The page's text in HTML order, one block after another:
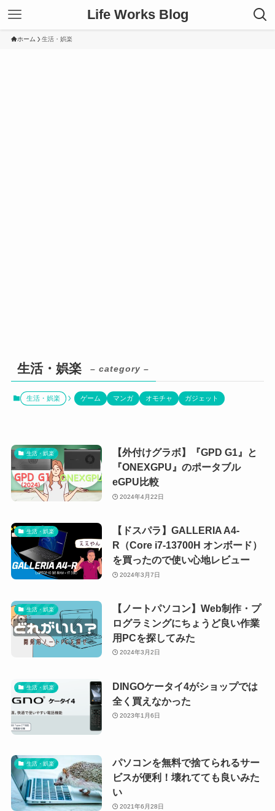
Life Works Blog
ホーム 生活・娯楽
生活・娯楽 – category –
生活・娯楽 ゲーム マンガ オモチャ ガジェット
生活・娯楽
【外付けグラボ】『GPD G1』と
『ONEXGPU』のポータブル
eGPU比較
2024年4月22日
生活・娯楽
【ドスパラ】GALLERIA A4-
R（Core i7-13700H オンボード）
を買ったので使い心地レビュー
2024年3月7日
生活・娯楽
【ノートパソコン】Web制作・プ
ログラミングにちょうど良い作業
用PCを探してみた
2024年3月2日
生活・娯楽
DINGOケータイ4がショップでは
全く買えなかった
2023年1月6日
生活・娯楽
パソコンを無料で捨てられるサー
ビスが便利！壊れてても良いみた
い
2021年6月28日